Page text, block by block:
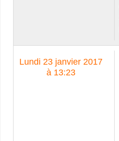
Lundi 23 janvier 2017
à 13:23